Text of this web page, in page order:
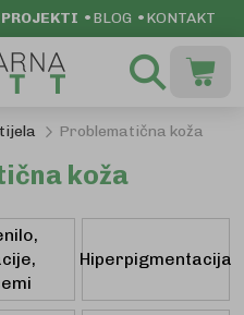
PROJEKTI BLOG KONTAKT
Moja
Problematična koža
koža
Hiperpigmentacija